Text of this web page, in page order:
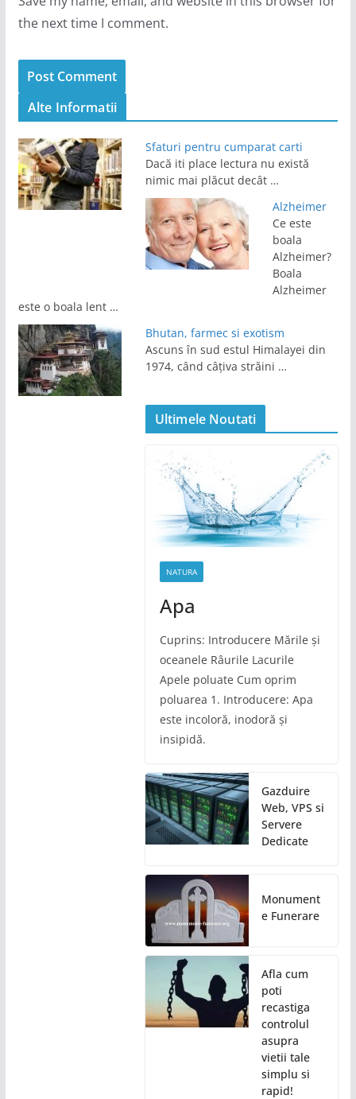
the next time I comment.
Alte Informatii
Sfaturi pentru cumparat carti
Dacă iti place lectura nu există
nimic mai plăcut decât …
Alzheimer
Ce este
boala
Alzheimer?
Boala
Alzheimer
este o boala lent …
Bhutan, farmec si exotism
Ascuns în sud estul Himalayei din
1974, când câțiva străini …
Ultimele Noutati
NATURA
Apa
Cuprins: Introducere Mările și
oceanele Râurile Lacurile
Apele poluate Cum oprim
poluarea 1. Introducere: Apa
este incoloră, inodoră și
insipidă.
Gazduire
Web, VPS si
Servere
Dedicate
Monument
e Funerare
Afla cum
poti
recastiga
controlul
asupra
vietii tale
simplu si
rapid!